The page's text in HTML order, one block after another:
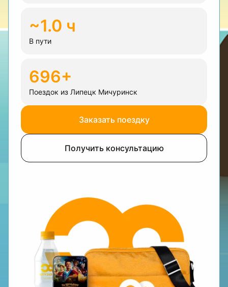
~1.0 ч
В пути
696+
Поездок из Липецк Мичуринск
Заказать поездку
Получить консультацию